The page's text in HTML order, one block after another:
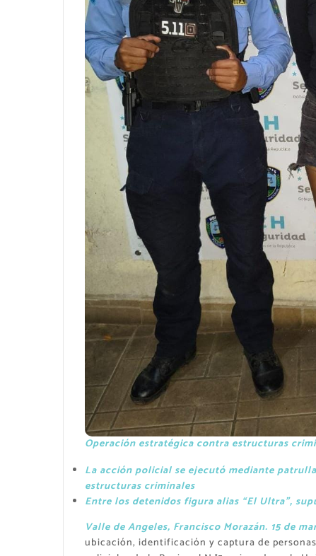
Operación estratégica contra estructuras
La acción policial se ejecutó mediante
estructuras criminales
Entre los detenidos figura alias “El Ultra”,
Valle de Angeles, Francisco Morazán. 15 de
ubicación, identificación y captura de